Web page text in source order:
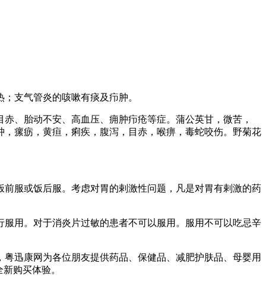
支气管炎的咳嗽有痰及疖肿。
、胎动不安、高血压、痈肿疖疮等症。蒲公英甘，微苦，
瘰疬，黄疸，痢疾，腹泻，目赤，喉痹，毒蛇咬伤。野菊花
服或饭后服。考虑对胃的剌激性问题，凡是对胃有剌激的药
用。对于消炎片过敏的患者不可以服用。服用不可以吃忌辛
迅康网为各位朋友提供药品、保健品、减肥护肤品、母婴用
购买体验。